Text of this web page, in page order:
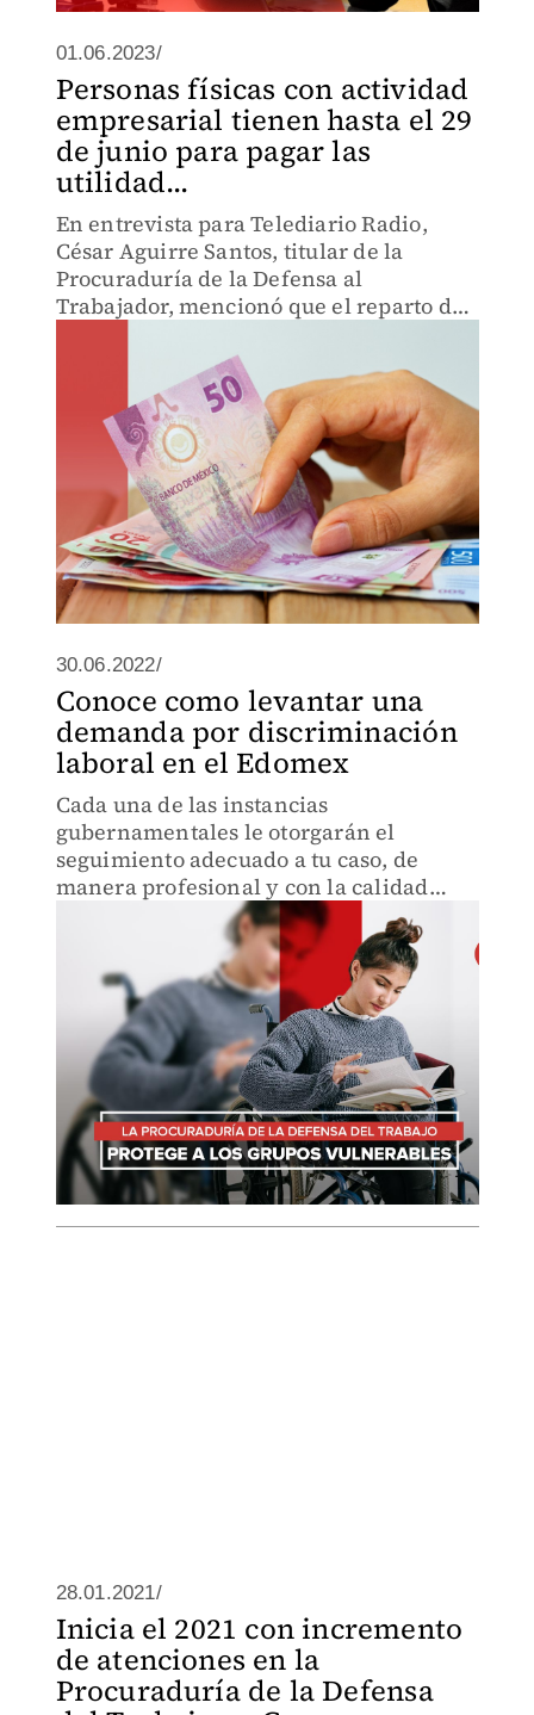
01.06.2023/
Personas físicas con actividad
empresarial tienen hasta el 29
de junio para pagar las
utilidad...
En entrevista para Telediario Radio,
César Aguirre Santos, titular de la
Procuraduría de la Defensa al
Trabajador, mencionó que el reparto de
una obligación que tienen todos los
patrones.
30.06.2022/
Conoce como levantar una
demanda por discriminación
laboral en el Edomex
Cada una de las instancias
gubernamentales le otorgarán el
seguimiento adecuado a tu caso, de
manera profesional y con la calidad
humana por delante.
28.01.2021/
Inicia el 2021 con incremento
de atenciones en la
Procuraduría de la Defensa